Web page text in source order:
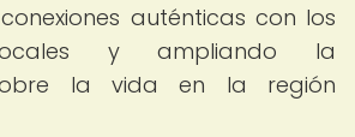
auténticas con los
y ampliando la
la vida en la región